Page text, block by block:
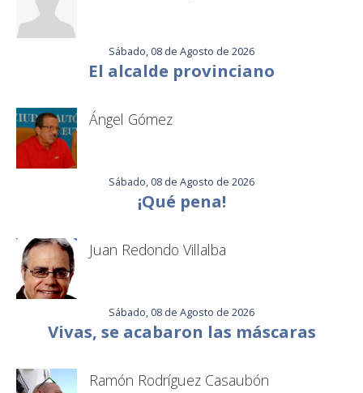
Sábado, 08 de Agosto de 2026
El alcalde provinciano
Ángel Gómez
Sábado, 08 de Agosto de 2026
¡Qué pena!
Juan Redondo Villalba
Sábado, 08 de Agosto de 2026
Vivas, se acabaron las máscaras
Ramón Rodríguez Casaubón